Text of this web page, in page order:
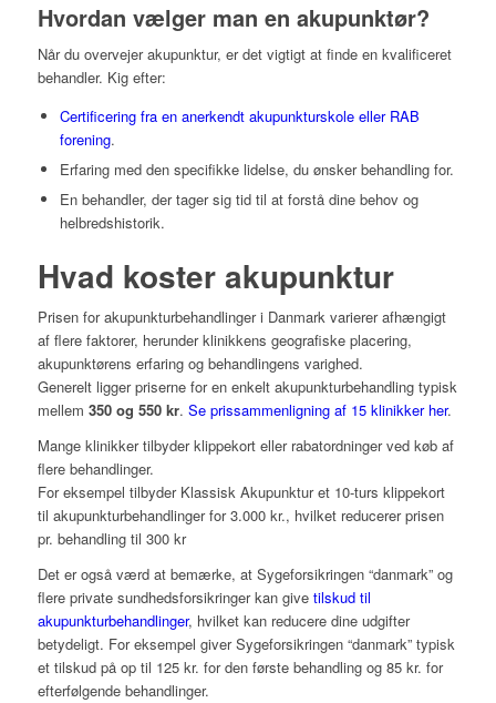
Hvordan vælger man en akupunktør?
Når du overvejer akupunktur, er det vigtigt at finde en kvalificeret
behandler. Kig efter:
Certificering fra en anerkendt akupunkturskole eller RAB
forening.
Erfaring med den specifikke lidelse, du ønsker behandling for.
En behandler, der tager sig tid til at forstå dine behov og
helbredshistorik.
Hvad koster akupunktur
Prisen for akupunkturbehandlinger i Danmark varierer afhængigt
af flere faktorer, herunder klinikkens geografiske placering,
akupunktørens erfaring og behandlingens varighed.
Generelt ligger priserne for en enkelt akupunkturbehandling typisk
mellem 350 og 550 kr. Se prissammenligning af 15 klinikker her.
Mange klinikker tilbyder klippekort eller rabatordninger ved køb af
flere behandlinger.
For eksempel tilbyder Klassisk Akupunktur et 10-turs klippekort
til akupunkturbehandlinger for 3.000 kr., hvilket reducerer prisen
pr. behandling til 300 kr
Det er også værd at bemærke, at Sygeforsikringen “danmark” og
flere private sundhedsforsikringer kan givetilskud til
akupunkturbehandlinger, hvilket kan reducere dine udgifter
betydeligt. For eksempel giver Sygeforsikringen “danmark” typisk
et tilskud på op til 125 kr. for den første behandling og 85 kr. for
efterfølgende behandlinger.